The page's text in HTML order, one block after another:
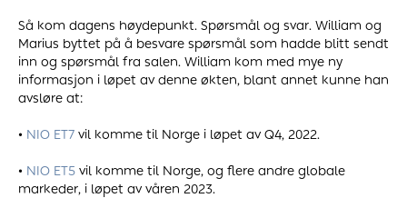
Så kom dagens høydepunkt. Spørsmål og svar. William og
Marius byttet på å besvare spørsmål som hadde blitt sendt
inn og spørsmål fra salen. William kom med mye ny
informasjon i løpet av denne økten, blant annet kunne han
avsløre at:
• NIO ET7 vil komme til Norge i løpet av Q4, 2022.
• NIO ET5 vil komme til Norge, og flere andre globale
markeder, i løpet av våren 2023.